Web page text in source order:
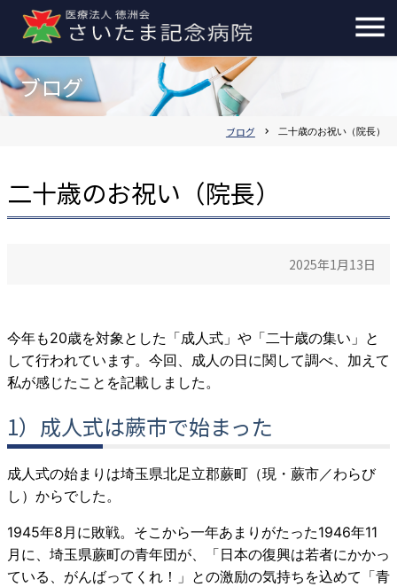
ブログ
ブログ chevron_right 二十歳のお祝い（院長）
二十歳のお祝い（院長）
2025年1月13日
今年も20歳を対象とした「成人式」や「二十歳の集い」と
して行われています。今回、成人の日に関して調べ、加えて
私が感じたことを記載しました。
1）成人式は蕨市で始まった
成人式の始まりは埼玉県北足立郡蕨町（現・蕨市／わらび
し）からでした。
1945年8月に敗戦。そこから一年あまりがたった1946年11
月に、埼玉県蕨町の青年団が、「日本の復興は若者にかかっ
ている、がんばってくれ！」との激励の気持ちを込めて「青